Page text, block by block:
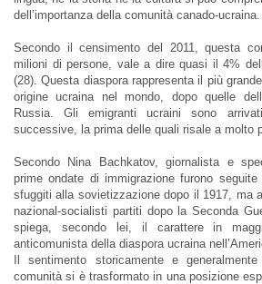
dell’importanza della comunità canado-ucraina.
Secondo il censimento del 2011, questa
milioni di persone, vale a dire quasi il 4%
(28). Questa diaspora rappresenta il più
origine ucraina nel mondo, dopo quelle
Russia. Gli emigranti ucraini sono
successive, la prima delle quali risale a molto
Secondo Nina Bachkatov, giornalista e
prime ondate di immigrazione furono
sfuggiti alla sovietizzazione dopo il 1917, ma
nazional-socialisti partiti dopo la Seconda
spiega, secondo lei, il carattere in
anticomunista della diaspora ucraina
Il sentimento storicamente e
comunità si è trasformato in una posizione